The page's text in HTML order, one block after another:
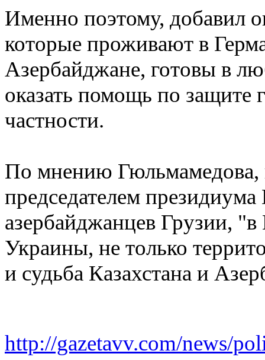
Именно поэтому, добавил
которые проживают в
Азербайджане, готовы в
оказать помощь по защите
частности.
По мнению Гюльмамедова,
председателем
азербайджанцев Грузии,
Украины, не только
и судьба Казахстана и
http://gazetavv.com/news/